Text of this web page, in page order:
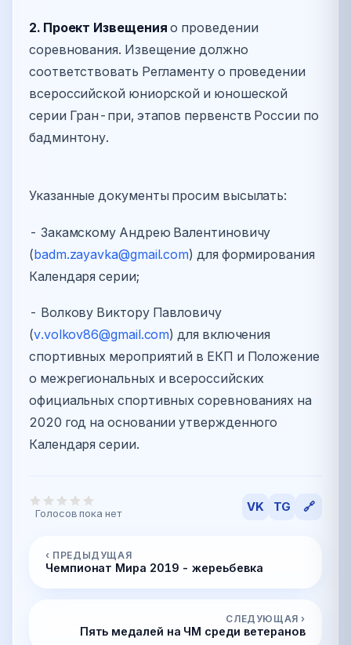
2. Проект Извещения о проведении
соревнования. Извещение должно
соответствовать Регламенту о проведении
всероссийской юниорской и юношеской
серии Гран-при, этапов первенств России по
бадминтону.
Указанные документы просим высылать:
- Закамскому Андрею Валентиновичу
(badm.zayavka@gmail.com) для формирования
Календаря серии;
- Волкову Виктору Павловичу
(v.volkov86@gmail.com) для включения
спортивных мероприятий в ЕКП и Положение
о межрегиональных и всероссийских
официальных спортивных соревнованиях на
2020 год на основании утвержденного
Календаря серии.
Голосов пока нет VK TG 🔗
‹ ПРЕДЫДУЩАЯ
Чемпионат Мира 2019 - жереьбевка
СЛЕДУЮЩАЯ ›
Пять медалей на ЧМ среди ветеранов